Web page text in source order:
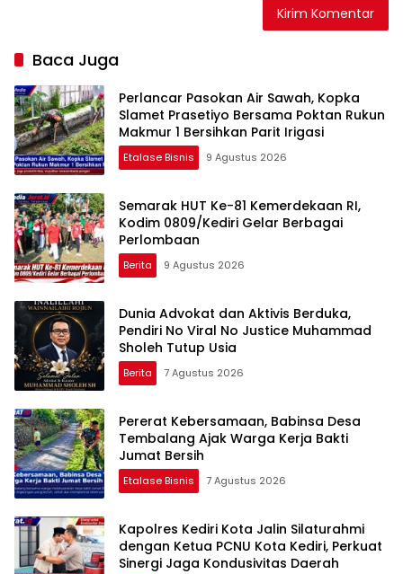
Baca Juga
Perlancar Pasokan Air Sawah, Kopka
Slamet Prasetiyo Bersama Poktan Rukun
Makmur 1 Bersihkan Parit Irigasi
Etalase Bisnis 9 Agustus 2026
Semarak HUT Ke-81 Kemerdekaan RI,
Kodim 0809/Kediri Gelar Berbagai
Perlombaan
Berita 9 Agustus 2026
Dunia Advokat dan Aktivis Berduka,
Pendiri No Viral No Justice Muhammad
Sholeh Tutup Usia
Berita 7 Agustus 2026
Pererat Kebersamaan, Babinsa Desa
Tembalang Ajak Warga Kerja Bakti
Jumat Bersih
Etalase Bisnis 7 Agustus 2026
Kapolres Kediri Kota Jalin Silaturahmi
dengan Ketua PCNU Kota Kediri, Perkuat
Sinergi Jaga Kondusivitas Daerah